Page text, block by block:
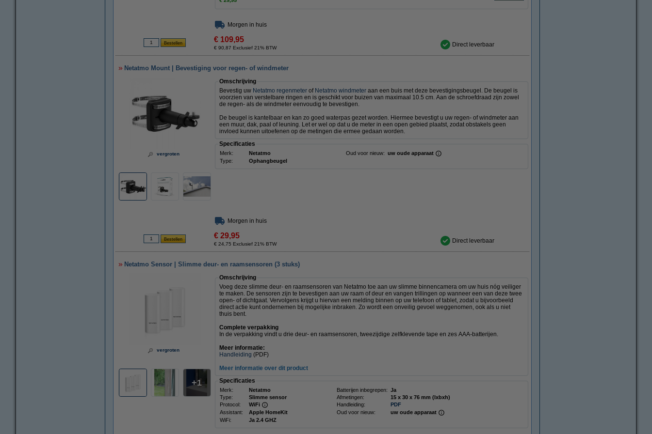
Morgen in huis
€ 109,95
€ 90,87 Exclusief 21% BTW Direct leverbaar
Netatmo Mount | Bevestiging voor regen- of windmeter
vergroten
Omschrijving
Bevestig uw Netatmo regenmeter of Netatmo windmeter aan een buis met deze bevestigingsbeugel. De beugel is
voorzien van verstelbare ringen en is geschikt voor buizen van maximaal 10.5 cm. Aan de schroefdraad zijn zowel
de regen- als de windmeter eenvoudig te bevestigen.
De beugel is kantelbaar en kan zo goed waterpas gezet worden. Hiermee bevestigt u uw regen- of windmeter aan
een muur, dak, paal of leuning. Let er wel op dat u de meter in een open gebied plaatst, zodat obstakels geen
invloed kunnen uitoefenen op de metingen die ermee gedaan worden.
Specificaties
Merk: Netatmo Oud voor nieuw: uw oude apparaat
Type:
Ophangbeugel
Morgen in huis
€ 29,95
€ 24,75 Exclusief 21% BTW Direct leverbaar
Netatmo Sensor | Slimme deur- en raamsensoren (3 stuks)
vergroten
1
Omschrijving
Voeg deze slimme deur- en raamsensoren van Netatmo toe aan uw slimme binnencamera om uw huis nóg veiliger
te maken. De sensoren zijn te bevestigen aan uw raam of deur en vangen trillingen op wanneer een van deze twee
open- of dichtgaat. Vervolgens krijgt u hiervan een melding binnen op uw telefoon of tablet, zodat u bijvoorbeeld
direct actie kunt ondernemen bij mogelijke inbraken. Zo wordt een onveilig gevoel weggenomen, ook als u niet
thuis bent.
Complete verpakking
In de verpakking vindt u drie deur- en raamsensoren, tweezijdige zelfklevende tape en zes AAA-batterijen.
Meer informatie:
Handleiding (PDF)
Meer informatie over dit product
Specificaties
Merk: Netatmo Batterijen inbegrepen: Ja
Type:
Slimme sensor Afmetingen:
15 x 30 x 76 mm (lxbxh)
Protocol:
WiFi Handleiding:
PDF
Assistant:
Apple HomeKit Oud voor nieuw:
uw oude apparaat
WiFi:
Ja 2.4 GHZ